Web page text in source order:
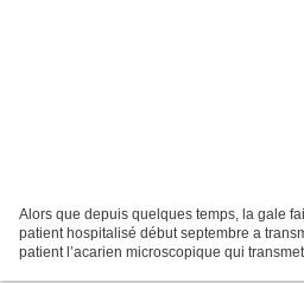
Alors que depuis quelques temps, la gale
patient hospitalisé début septembre a
patient l’acarien microscopique qui